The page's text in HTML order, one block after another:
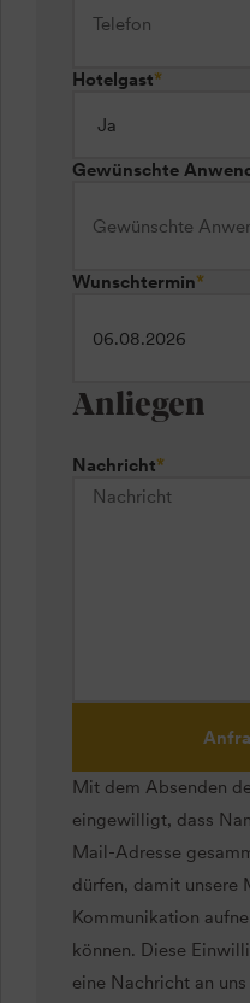
Hotelgast*
Gewünschte
Wunschtermin*
Anliegen
Nachricht*
Mit dem Absenden
eingewilligt, dass
Mail-Adresse
dürfen, damit unsere
Kommunikation
können. Diese
eine Nachricht an